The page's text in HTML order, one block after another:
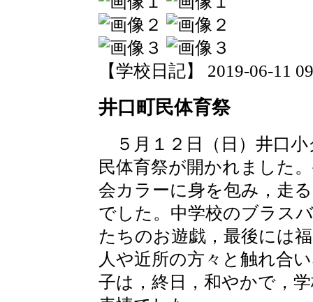
【学校日記】 2019-06-11
井口町民体育祭
５月１２日（日）井口
民体育祭が開かれました
会カラーに身を包み，走
でした。中学校のブラス
たちのお遊戯，最後には
人や近所の方々と触れ合
子は，終日，和やかで，